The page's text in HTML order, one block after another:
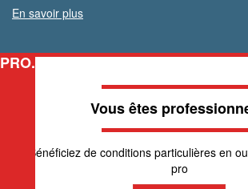
En savoir plus
PRO.
Vous êtes
Bénéficiez de conditions particulières en
pro